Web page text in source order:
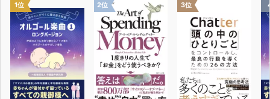
1位 2位 3位